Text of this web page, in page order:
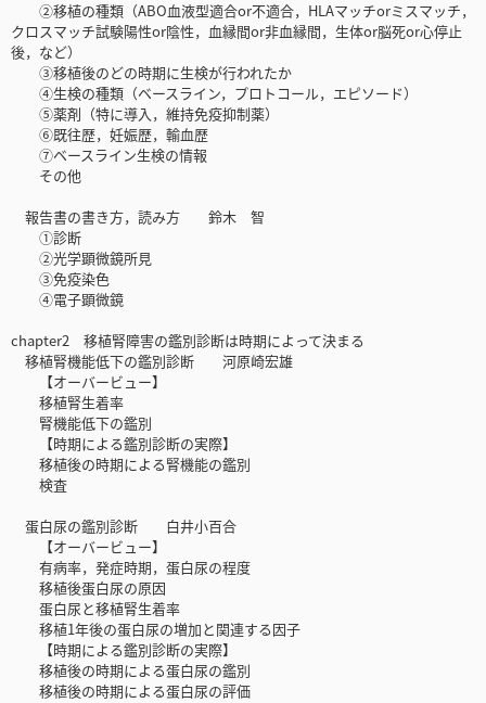
②移植の種類（ABO血液型適合or不適合，HLAマッチorミスマッチ，
クロスマッチ試験陽性or陰性，血縁間or非血縁間，生体or脳死or心停止
後，など）
③移植後のどの時期に生検が行われたか
④生検の種類（ベースライン，プロトコール，エピソード）
⑤薬剤（特に導入，維持免疫抑制薬）
⑥既往歴，妊娠歴，輸血歴
⑦ベースライン生検の情報
その他
報告書の書き方，読み方 鈴木 智
①診断
②光学顕微鏡所見
③免疫染色
④電子顕微鏡
chapter2 移植腎障害の鑑別診断は時期によって決まる
移植腎機能低下の鑑別診断 河原崎宏雄
【オーバービュー】
移植腎生着率
腎機能低下の鑑別
【時期による鑑別診断の実際】
移植後の時期による腎機能の鑑別
検査
蛋白尿の鑑別診断 白井小百合
【オーバービュー】
有病率，発症時期，蛋白尿の程度
移植後蛋白尿の原因
蛋白尿と移植腎生着率
移植1年後の蛋白尿の増加と関連する因子
【時期による鑑別診断の実際】
移植後の時期による蛋白尿の鑑別
移植後の時期による蛋白尿の評価